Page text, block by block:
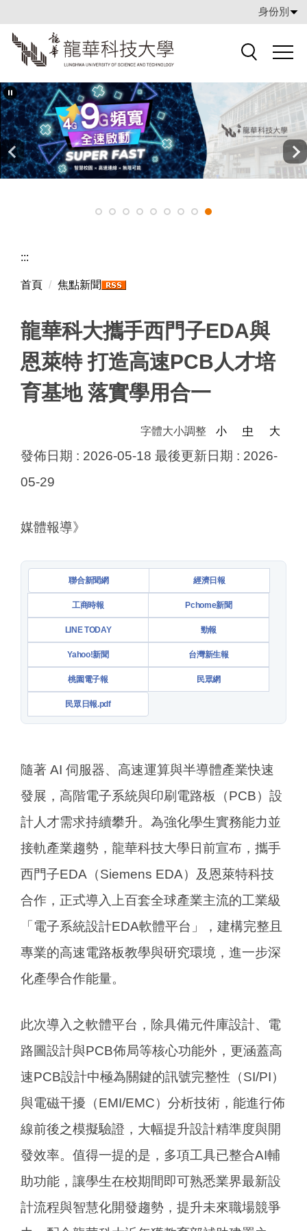
到
主
容
區
身份別
:::
首頁 焦點新聞
龍華科大攜手西門子EDA與
恩萊特 打造高速PCB人才培
育基地 落實學用合一
字體大小調整 小 中 大
發佈日期 : 2026-05-18 最後更新日期 : 2026-
05-29
媒體報導》
聯合新聞網 經濟日報
工商時報 Pchome新聞
LINE TODAY 勁報
Yahoo!新聞 台灣新生報
桃園電子報 民眾網
民眾日報.pdf
隨著 AI 伺服器、高速運算與半導體產業快速
發展，高階電子系統與印刷電路板（PCB）設
計人才需求持續攀升。為強化學生實務能力並
接軌產業趨勢，龍華科技大學日前宣布，攜手
西門子EDA（Siemens EDA）及恩萊特科技
合作，正式導入上百套全球產業主流的工業級
「電子系統設計EDA軟體平台」，建構完整且
專業的高速電路板教學與研究環境，進一步深
化產學合作能量。
此次導入之軟體平台，除具備元件庫設計、電
路圖設計與PCB佈局等核心功能外，更涵蓋高
速PCB設計中極為關鍵的訊號完整性（SI/PI）
與電磁干擾（EMI/EMC）分析技術，能進行佈
線前後之模擬驗證，大幅提升設計精準度與開
發效率。值得一提的是，多項工具已整合AI輔
助功能，讓學生在校期間即可熟悉業界最新設
計流程與智慧化開發趨勢，提升未來職場競爭